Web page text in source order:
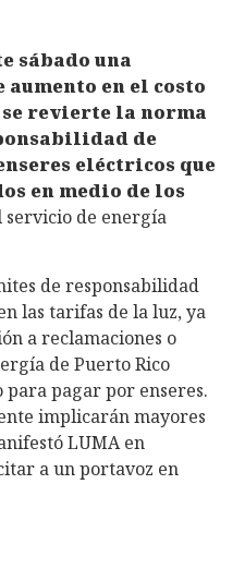
sábado una
en el costo
revierte la norma
de
eléctricos que
en medio de los
servicio de energía
de responsabilidad
las tarifas de la luz, ya
a reclamaciones o
de Puerto Rico
para pagar por enseres.
implicarán mayores
LUMA en
a un portavoz en